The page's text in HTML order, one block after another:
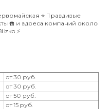
⭐️ Правдивые
☎️ и адреса компаний около
⚡️
от 30 руб.
от 30 руб.
от 50 руб.
от 15 руб.